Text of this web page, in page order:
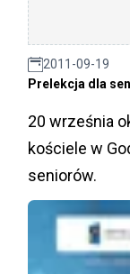
2011-09-19
Prelekcja dla
20 września
kościele w
seniorów.